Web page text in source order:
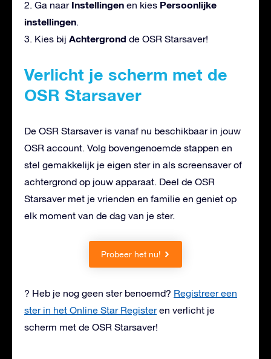
2. Ga naar Instellingen en kies Persoonlijke
instellingen
3. Kies bij Achtergrond de OSR Starsaver!
Verlicht je scherm met de
OSR Starsaver
De OSR Starsaver is vanaf nu beschikbaar in jouw
OSR account. Volg bovengenoemde stappen en
stel gemakkelijk je eigen ster in als screensaver of
achtergrond op jouw apparaat. Deel de OSR
Starsaver met je vrienden en familie en geniet op
elk moment van de dag van je ster.
Probeer het nu!
? Heb je nog geen ster benoemd? Registreer een
ster in het Online Star Registeren verlicht je
scherm met de OSR Starsaver!